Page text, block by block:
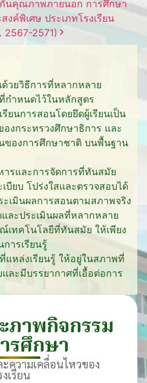
กันคุณภาพภายนอก การศึกษา
งค์พิเศษ ประเภทโรงเรียน
2567-2571)
วยวิธีการที่หลากหลาย
กำหนดไว้ในหลักสูตร
ยนการสอนโดยยึดผู้เรียนเป็น
งกระทรวงศึกษาธิการ และ
ของการศึกษาชาติ บนพื้นฐาน
รและการจัดการที่ทันสมัย
บียบ โปร่งใสและตรวจสอบได้
เมินผลการสอนตามสภาพจริง
ละประเมินผลที่หลากหลาย
เทคโนโลยีที่ทันสมัย ให้เพียง
ารเรียนรู้
หล่งเรียนรู้ ให้อยู่ในสภาพที่
ละมีบรรยากาศที่เอื้อต่อการ
ภาพกิจกรรม
รศึกษา
ความเคลื่อนไหวของ
งเรียน